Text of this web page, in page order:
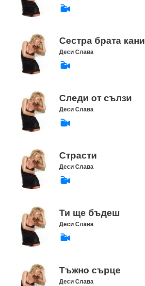
Сестра брата кани
Деси Слава
Следи от сълзи
Деси Слава
Страсти
Деси Слава
Ти ще бъдеш
Деси Слава
Тъжно сърце
Деси Слава